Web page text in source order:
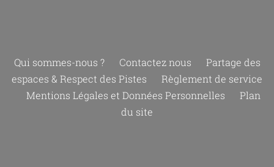
Qui sommes-nous ? Contactez nous
Partage des
espaces & Respect des Pistes
Règlement de service
Mentions Légales et Données Personnelles
Plan
du site